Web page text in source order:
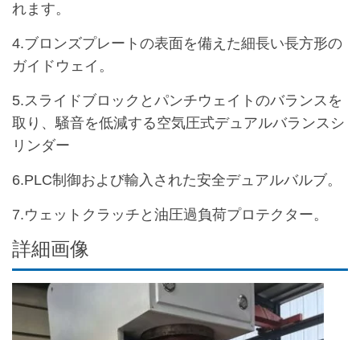
れます。
4.ブロンズプレートの表面を備えた細長い長方形の
ガイドウェイ。
5.スライドブロックとパンチウェイトのバランスを
取り、騒音を低減する空気圧式デュアルバランスシ
リンダー
6.PLC制御および輸入された安全デュアルバルブ。
7.ウェットクラッチと油圧過負荷プロテクター。
詳細画像